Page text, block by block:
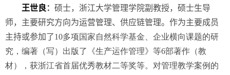
王世良 ： 硕士，浙江大学管理学院副教授，硕士生导
师，主要研究方向为运营管理、供应链管理。作为主要成员
主持或参加了10多项国家自然科学基金、企业横向课题的研
究，编著（写）出版了《生产运作管理》等6部著作（教
材），获浙江省首届优秀教材二等奖等。对管理教学案例的